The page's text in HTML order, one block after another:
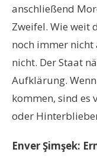
anschließend
Zweifel. Wie weit
noch immer
nicht. Der Staat
Aufklärung.
kommen, sind es
oder
EnverŞimşek: